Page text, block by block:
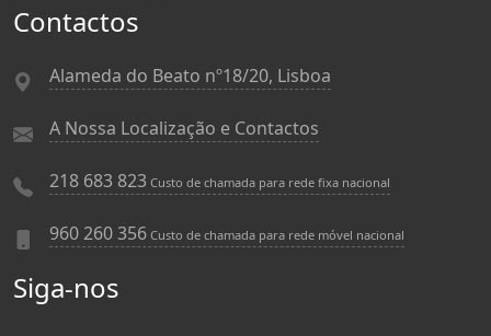
Contactos
Alameda do Beato nº18/20, Lisboa
A Nossa Localização e Contactos
218 683 823 Custo de chamada para rede fixa nacional
960 260 356 Custo de chamada para rede móvel nacional
Siga-nos